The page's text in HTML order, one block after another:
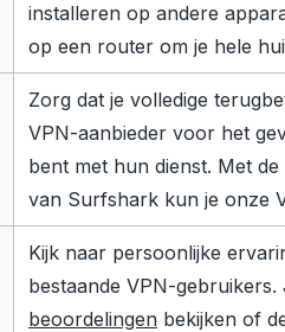
installeren op andere
op een router om je hele
Zorg dat je volledige
VPN-aanbieder voor het
bent met hun dienst. Met
van Surfshark kun je onze
Kijk naar persoonlijke
bestaande VPN-
beoordelingenbekijken of